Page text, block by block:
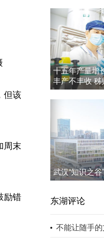
但该
周末
励错
十五年产量增
丰产不丰收 秭
武汉“知识之
东湖评论
不能让随手